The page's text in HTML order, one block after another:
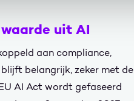
uit AI
aan compliance,
belangrijk, zeker met de
AI Act wordt gefaseerd